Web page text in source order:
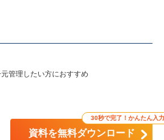
管理したい方におすすめ
30秒で完了！かんたん入力
資料を無料ダウンロード